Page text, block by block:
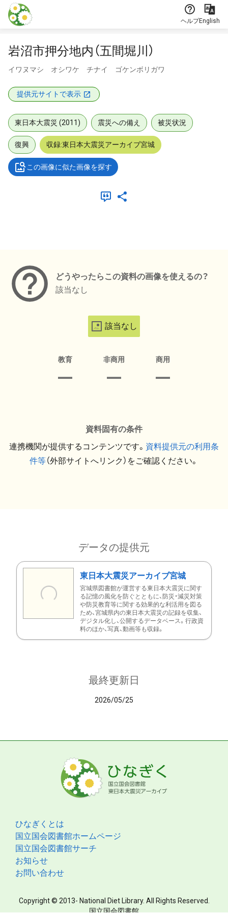
本文に飛ぶ
ヘルプEnglish
岩沼市押分地内（五間堀川）
イワヌマシ オシワケ チナイ ゴケンボリガワ
提供元サイトで表示
東日本大震災 (2011) 震災への備え 被災状況
復興 収録:東日本大震災アーカイブ宮城
この画像に似た画像を探す
どうやったらこの資料の画像を使えるの？
該当なし
該当なし
教育 非商用 商用
資料固有の条件
連携機関が提供するコンテンツです。 資料提供元の利用条
件等（外部サイトへリンク）をご確認ください。
データの提供元
東日本大震災アーカイブ宮城
宮城県図書館が運営する東日本大震災に関す
る記憶の風化を防ぐとともに、防災・減災対策
や防災教育等に関する効果的な利活用を図る
ため、宮城県内の東日本大震災の記録を収集、
デジタル化し、公開するデータベース。行政資
料のほか、写真、動画等も収録。
最終更新日
2026/05/25
ひなぎくとは
国立国会図書館ホームページ
国立国会図書館サーチ
お知らせ
お問い合わせ
Copyright © 2013- National Diet Library. All Rights Reserved.